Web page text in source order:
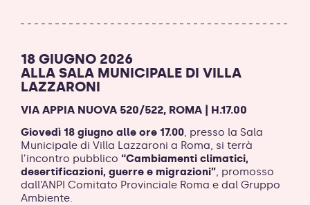
18 GIUGNO 2026
ALLA SALA MUNICIPALE DI VILLA
LAZZARONI
VIA APPIA NUOVA 520/522, ROMA | H.17.00
Giovedì 18 giugno alle ore 17.00, presso la Sala
Municipale di Villa Lazzaroni a Roma, si terrà
l’incontro pubblico “Cambiamenti climatici,
desertificazioni, guerre e migrazioni”, promosso
dall’ANPI Comitato Provinciale Roma e dal Gruppo
Ambiente.